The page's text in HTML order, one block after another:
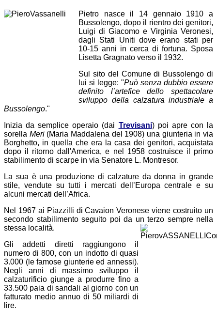
Pietro nasce il 14 gennaio 1910 a
Bussolengo, dopo il rientro dei genitori,
Luigi di Giacomo e Virginia Veronesi,
dagli Stati Uniti dove erano stati per
10-15 anni in cerca di fortuna. Sposa
Lisetta Gragnato verso il 1932.
Sul sito del Comune di Bussolengo di
lui si legge: "Può senza dubbio essere
definito l’artefice dello spettacolare
sviluppo della calzatura industriale a
Bussolengo."
Inizia da semplice operaio (dai Trevisani) poi apre con la
sorella Meri(Maria Maddalena del 1908) una giunteria in via
Borghetto, in quella che era la casa dei genitori, acquistata
dopo il ritorno dall'America, e nel 1958 costruisce il primo
stabilimento di scarpe in via Senatore L. Montresor.
La sua è una produzione di calzature da donna in grande
stile, vendute su tutti i mercati dell’Europa centrale e su
alcuni mercati dell’Africa.
Nel 1967 ai Piazzilli di Cavaion Veronese viene costruito un
secondo stabilimento seguito poi da un terzo sempre nella
stessa località.
Gli addetti diretti raggiungono il
numero di 800, con un indotto di quasi
3.000 (le famose giunterie ed annessi).
Negli anni di massimo sviluppo il
calzaturificio giunge a produrre fino a
33.500 paia di sandali al giorno con un
fatturato medio annuo di 50 miliardi di
lire.